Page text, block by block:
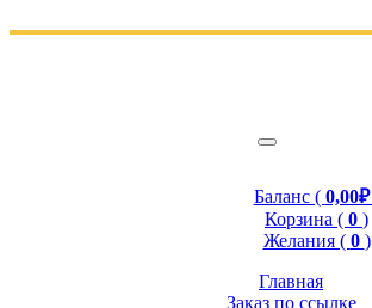
Баланс ( 0,00₽
Корзина ( 0 )
Желания ( 0 )
Главная
Заказ по ссылке